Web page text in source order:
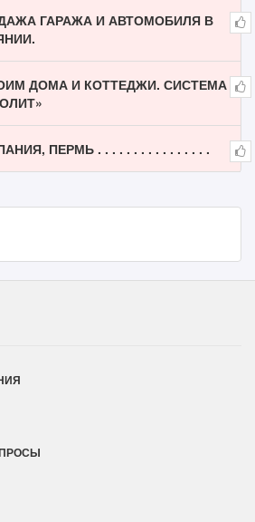
ГАРАЖА И АВТОМОБИЛЯ В
ДОМА И КОТТЕДЖИ. СИСТЕМА
ПЕРМЬ . . . . . . . . . . . . . . . .